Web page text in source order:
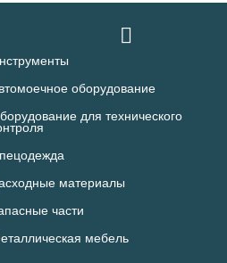
оборудование
для технического
материалы
части
мебель